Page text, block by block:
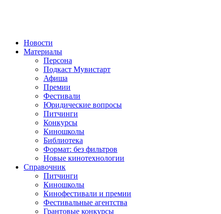
Новости
Материалы
Персона
Подкаст Мувистарт
Афиша
Премии
Фестивали
Юридические вопросы
Питчинги
Конкурсы
Киношколы
Библиотека
Формат: без фильтров
Новые кинотехнологии
Справочник
Питчинги
Киношколы
Кинофестивали и премии
Фестивальные агентства
Грантовые конкурсы